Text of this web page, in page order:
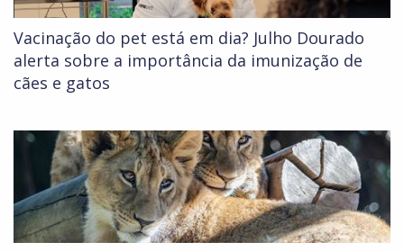
Vacinação do pet está em dia? Julho Dourado
alerta sobre a importância da imunização de
cães e gatos